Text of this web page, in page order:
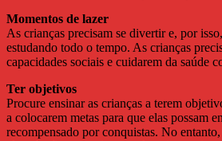
Momentos de lazer
As crianças precisam se divertir e, por
estudando todo o tempo. As crianças
capacidades sociais e cuidarem da saúde
Ter objetivos
Procure ensinar as crianças a terem
a colocarem metas para que elas possam
recompensado por conquistas. No